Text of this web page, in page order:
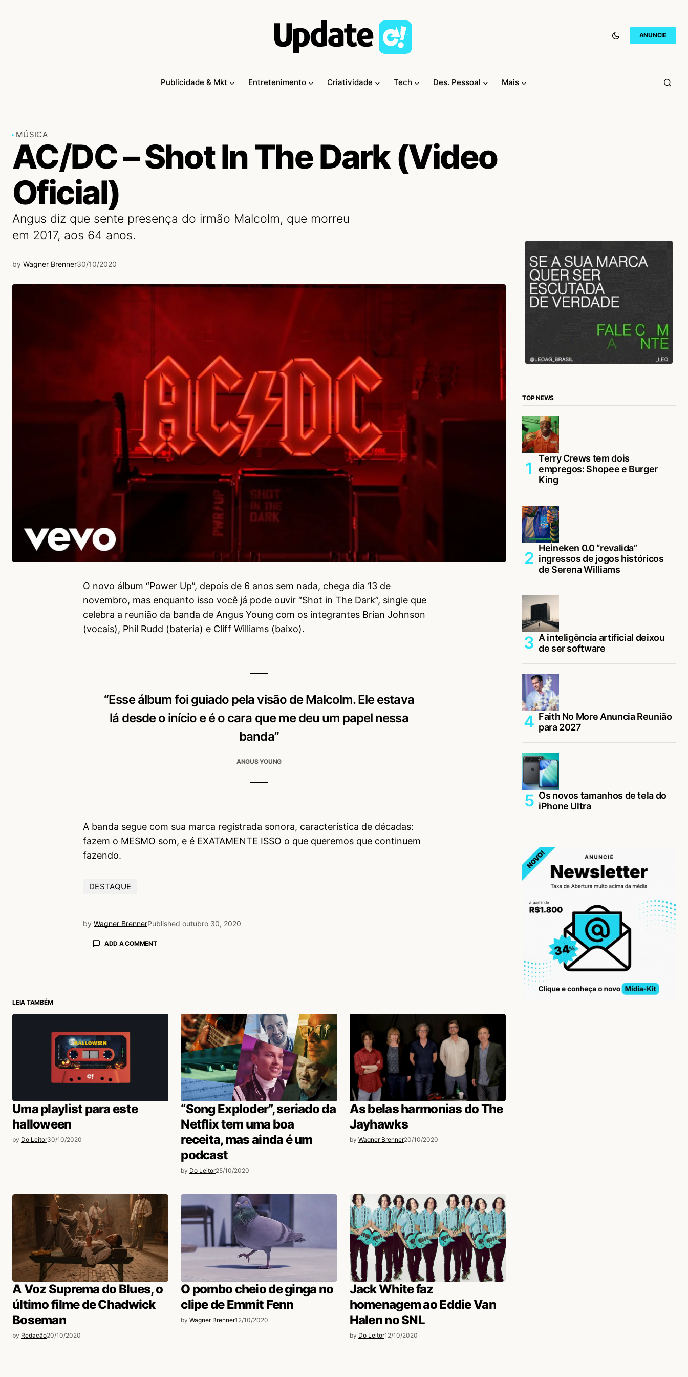
ANUNCIE
Publicidade & Mkt Entretenimento Criatividade Tech Des. Pessoal Mais
MÚSICA
AC/DC – Shot In The Dark (Video
Oficial)
Angus diz que sente presença do irmão Malcolm, que morreu
em 2017, aos 64 anos.
by Wagner Brenner30/10/2020
O novo álbum “Power Up”, depois de 6 anos sem nada, chega dia 13 de
novembro, mas enquanto isso você já pode ouvir “Shot in The Dark”, single que
celebra a reunião da banda de Angus Young com os integrantes Brian Johnson
(vocais), Phil Rudd (bateria) e Cliff Williams (baixo).
“Esse álbum foi guiado pela visão de Malcolm. Ele estava
lá desde o início e é o cara que me deu um papel nessa
banda”
ANGUS YOUNG
A banda segue com sua marca registrada sonora, característica de décadas:
fazem o MESMO som, e é EXATAMENTE ISSO o que queremos que continuem
fazendo.
DESTAQUE
by Wagner BrennerPublished outubro 30, 2020
ADD A COMMENT
LEIA TAMBÉM
Uma playlist para este
halloween
by Do Leitor30/10/2020
“Song Exploder”, seriado da
Netflix tem uma boa
receita, mas ainda é um
podcast
by Do Leitor25/10/2020
As belas harmonias do The
Jayhawks
by Wagner Brenner20/10/2020
A Voz Suprema do Blues, o
último filme de Chadwick
Boseman
by Redação20/10/2020
O pombo cheio de ginga no
clipe de Emmit Fenn
by Wagner Brenner12/10/2020
Jack White faz
homenagem ao Eddie Van
Halen no SNL
by Do Leitor12/10/2020
TOP NEWS
Terry Crews tem dois
empregos: Shopee e Burger
King
Heineken 0.0 “revalida”
ingressos de jogos históricos
de Serena Williams
A inteligência artificial deixou
de ser software
Faith No More Anuncia Reunião
para 2027
Os novos tamanhos de tela do
iPhone Ultra